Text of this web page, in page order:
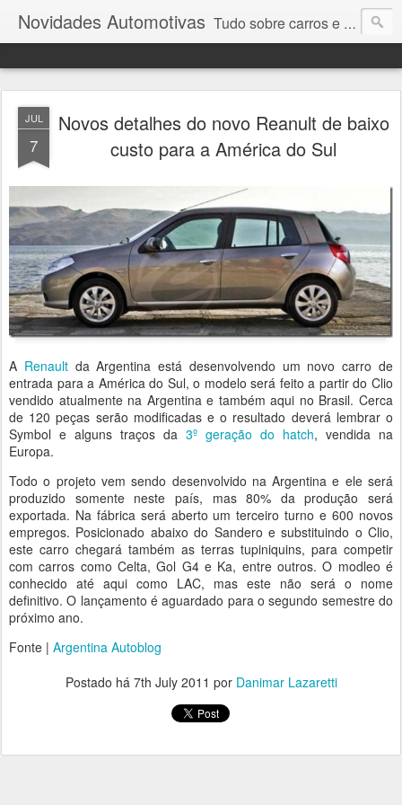
Novidades Automotivas Tudo sobre carros e motores
JUL
7
Novos detalhes do novo Reanult de baixo
custo para a América do Sul
A Renaultda Argentina está desenvolvendo um novo carro de
entrada para a América do Sul, o modelo será feito a partir do Clio
vendido atualmente na Argentina e também aqui no Brasil. Cerca
de 120 peças serão modificadas e o resultado deverá lembrar o
Symbol e alguns traços da 3º geração do hatch, vendida na
Europa.
Todo o projeto vem sendo desenvolvido na Argentina e ele será
produzido somente neste país, mas 80% da produção será
exportada. Na fábrica será aberto um terceiro turno e 600 novos
empregos. Posicionado abaixo do Sandero e substituindo o Clio,
este carro chegará também as terras tupiniquins, para competir
com carros como Celta, Gol G4 e Ka, entre outros. O modleo é
conhecido até aqui como LAC, mas este não será o nome
definitivo. O lançamento é aguardado para o segundo semestre do
próximo ano.
Fonte | Argentina Autoblog
Postado há 7th July 2011 por Danimar Lazaretti